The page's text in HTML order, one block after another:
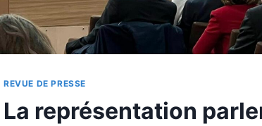
REVUE DE PRESSE
La représentation